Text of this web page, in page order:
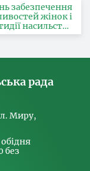
забезпечення
жінок і
насильству
заходів,
рада
Миру,
без